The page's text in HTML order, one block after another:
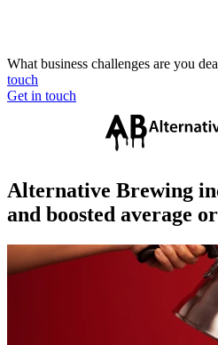
What business challenges are you
touch
Get in touch
Alternative Brewing
and boosted average